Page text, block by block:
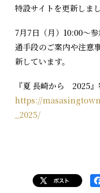
特設サイトを更新しまし
7月7日（月）10:00～
通手段のご案内や注意
新しています。
『夏 長崎から 2025』
https://
_2025/